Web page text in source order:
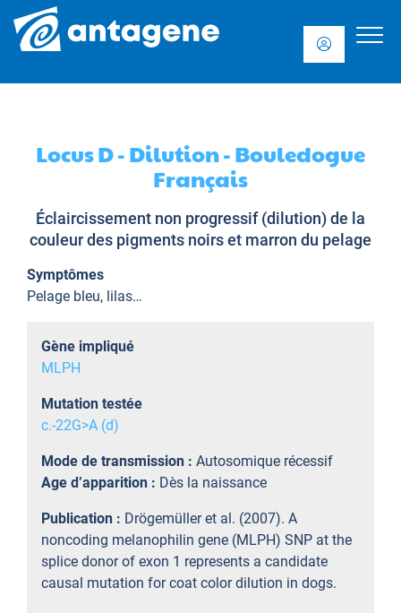
Locus D - Dilution - Bouledogue
Français
Éclaircissement non progressif (dilution) de la
couleur des pigments noirs et marron du pelage
Symptômes
Pelage bleu, lilas…
Gène impliqué
MLPH
Mutation testée
c.-22G>A (d)
Mode de transmission : Autosomique récessif
Age d’apparition : Dès la naissance
Publication : Drögemüller et al. (2007). A
noncoding melanophilin gene (MLPH) SNP at the
splice donor of exon 1 represents a candidate
causal mutation for coat color dilution in dogs.